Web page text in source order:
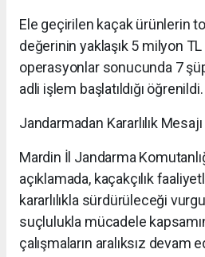
Ele geçirilen kaçak ürünlerin
değerinin yaklaşık 5 milyon
operasyonlar sonucunda 7
adli işlem başlatıldığı öğrenildi.
Jandarmadan Kararlılık Mesajı
Mardin İl Jandarma
açıklamada, kaçakçılık
kararlılıkla sürdürüleceği
suçlulukla mücadele
çalışmaların aralıksız devam